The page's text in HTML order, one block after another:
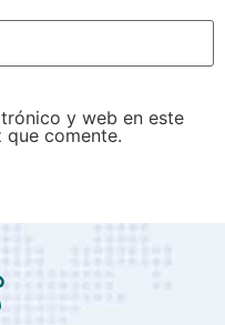
y web en este
comente.